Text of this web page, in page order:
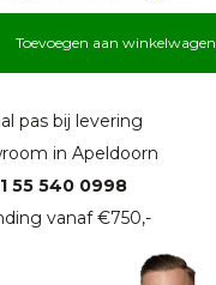
Toevoegen aan winkelwagen
pas bij levering
in Apeldoorn
55 540 0998
vanaf €750,-